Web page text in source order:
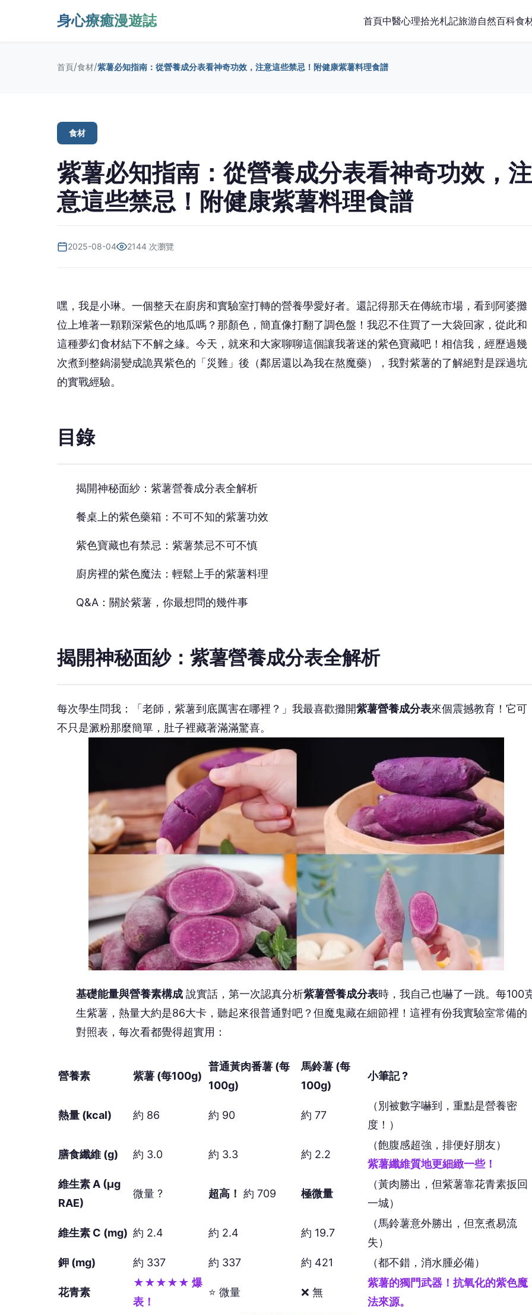
身心療癒漫遊誌 首頁中醫心理拾光札記旅游自然百科食
首頁/食材/紫薯必知指南：從營養成分表看神奇功效，注意這些禁忌！附健康紫薯料理食譜
食材
紫薯必知指南：從營養成分表看神奇功效，注
意這些禁忌！附健康紫薯料理食譜
2025-08-04 2144 次瀏覽
嘿，我是小琳。一個整天在廚房和實驗室打轉的營養學愛好者。還記得那天在傳統市場，看到阿婆攤
位上堆著一顆顆深紫色的地瓜嗎？那顏色，簡直像打翻了調色盤！我忍不住買了一大袋回家，從此和
這種夢幻食材結下不解之緣。今天，就來和大家聊聊這個讓我著迷的紫色寶藏吧！相信我，經歷過幾
次煮到整鍋湯變成詭異紫色的「災難」後（鄰居還以為我在熬魔藥），我對紫薯的了解絕對是踩過坑
的實戰經驗。
目錄
揭開神秘面紗：紫薯營養成分表全解析
餐桌上的紫色藥箱：不可不知的紫薯功效
紫色寶藏也有禁忌：紫薯禁忌不可不慎
廚房裡的紫色魔法：輕鬆上手的紫薯料理
Q&A：關於紫薯，你最想問的幾件事
揭開神秘面紗：紫薯營養成分表全解析
每次學生問我：「老師，紫薯到底厲害在哪裡？」我最喜歡攤開紫薯營養成分表來個震撼教育！它可
不只是澱粉那麼簡單，肚子裡藏著滿滿驚喜。
基礎能量與營養素構成 說實話，第一次認真分析紫薯營養成分表時，我自己也嚇了一跳。每100
生紫薯，熱量大約是86大卡，聽起來很普通對吧？但魔鬼藏在細節裡！這裡有份我實驗室常備的
對照表，每次看都覺得超實用：
營養素 紫薯 (每100g)
普通黃肉番薯 (每
100g)
馬鈴薯 (每
100g)
小筆記 ?
熱量 (kcal) 約 86 約 90 約 77
（別被數字嚇到，重點是營養密
度！）
膳食纖維 (g) 約 3.0 約 3.3 約 2.2
（飽腹感超強，排便好朋友）
紫薯纖維質地更細緻一些！
維生素 A (μg
RAE)
微量 ? 超高！ 約 709 極微量
（黃肉勝出，但紫薯靠花青素扳回
一城）
維生素 C (mg) 約 2.4 約 2.4 約 19.7
（馬鈴薯意外勝出，但烹煮易流
失）
鉀 (mg)
約 337 約 337 約 421 （都不錯，消水腫必備）
花青素
★★★★★ 爆
表！
⭐ 微量 ❌ 無
紫薯的獨門武器！抗氧化的紫色魔
法來源。